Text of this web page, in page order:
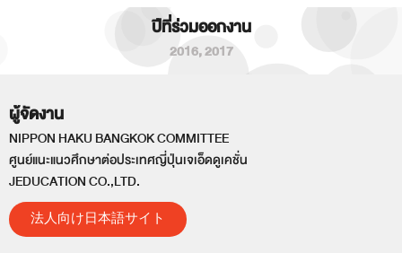
ปีที่ร่วมออกงาน
2016,2017
ผู้จัดงาน
NIPPON HAKU BANGKOK COMMITTEE
ศูนย์แนะแนวศึกษาต่อประเทศญี่ปุ่นเจเอ็ดดูเคชั่น
JEDUCATION CO.,LTD.
法人向け日本語サイト